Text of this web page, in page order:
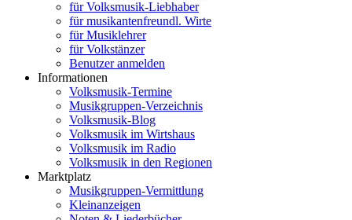
für Volksmusik-Liebhaber
für musikantenfreundl. Wirte
für Musiklehrer
für Volkstänzer
Benutzer anmelden
Informationen
Volksmusik-Termine
Musikgruppen-Verzeichnis
Volksmusik-Blog
Volksmusik im Wirtshaus
Volksmusik im Radio
Volksmusik in den Regionen
Marktplatz
Musikgruppen-Vermittlung
Kleinanzeigen